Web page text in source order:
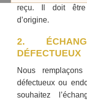
reçu. Il doit être
d’origine.
2.
DÉFECTUEUX
Nous
défectueux ou
souhaitez